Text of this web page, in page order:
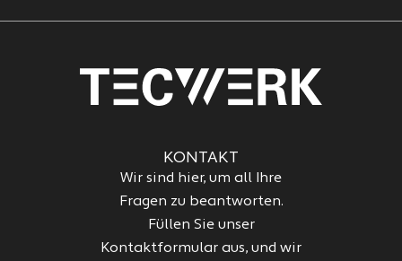
KONTAKT
Wir sind hier, um all Ihre
Fragen zu beantworten.
Füllen Sie unser
Kontaktformular aus, und wir